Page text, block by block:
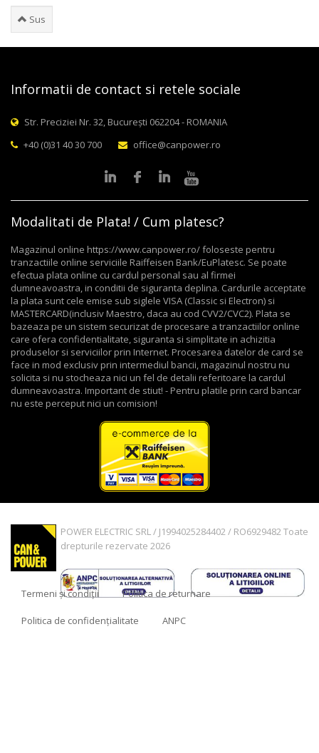
Sus
Informatii de contact si retele sociale
Str. Preciziei Nr. 32, București 062204 - ROMANIA
+40 (0)31 40 30 700
office@canpower.ro
Modalitati de Plata! / Cum platesc?
Magazinul online https://www.canpower.ro/ foloseste pentru
tranzactiile online serviciile Raiffeisen Bank/EuPlatesc. Se poate
efectua plata online cu cardul personal sau al firmei
dumneavoastra, in conditii de siguranta deplina. Cardurile acceptate
la plata sunt cele emise sub siglele VISA (Classic si Electron) si
MASTERCARD(inclusiv Maestro, daca au cod CVV2/CVC2). Plata se
bazeaza pe un sistem securizat de procesare a tranzactiilor online
care ofera confidentialitate, siguranta si simplitate in achizitia
produselor si serviciilor prin Internet. Procesarea datelor de card se
face in mod exclusiv prin intermediul bancii, magazinul nostru nu
solicita si nu stocheaza nici un fel de detalii referitoare la cardul
dumneavoastra. Important de stiut! - Pentru platile prin card bancar
nu este perceput nici un comision!
POWER ELECTRIC SRL / J1994025284402 / RO6929482 Toate
drepturile rezervate 2026
Termeni și condiții Politica de returnare
Politica de confidențialitate ANPC